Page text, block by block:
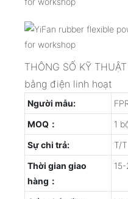
THÔNG SỐ KỸ
bằng điện linh hoạt
Người mẫu:
MOQ：
1
Sự chi trả:
T/T
Thời gian giao
hàng：